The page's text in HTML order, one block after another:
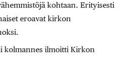
kohtaan. Erityisesti
eroavat kirkon
kolmannes ilmoitti Kirkon